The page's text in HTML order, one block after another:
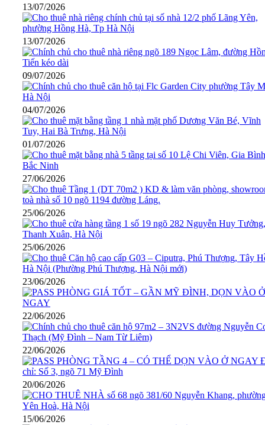
13/07/2026
13/07/2026
09/07/2026
04/07/2026
01/07/2026
27/06/2026
25/06/2026
25/06/2026
23/06/2026
22/06/2026
22/06/2026
20/06/2026
15/06/2026